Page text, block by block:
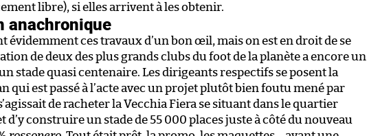
libre), si elles arrivent à les obtenir.
anachronique
évidemment ces travaux d’un bon œil, mais on est en droit de se
de deux des plus grands clubs du foot de la planète a encore un
stade quasi centenaire. Les dirigeants respectifs se posent la
qui est passé à l’acte avec un projet plutôt bien foutu mené par
de racheter la Vecchia Fiera se situant dans le quartier
d’y construire un stade de 55 000 places juste à côté du nouveau